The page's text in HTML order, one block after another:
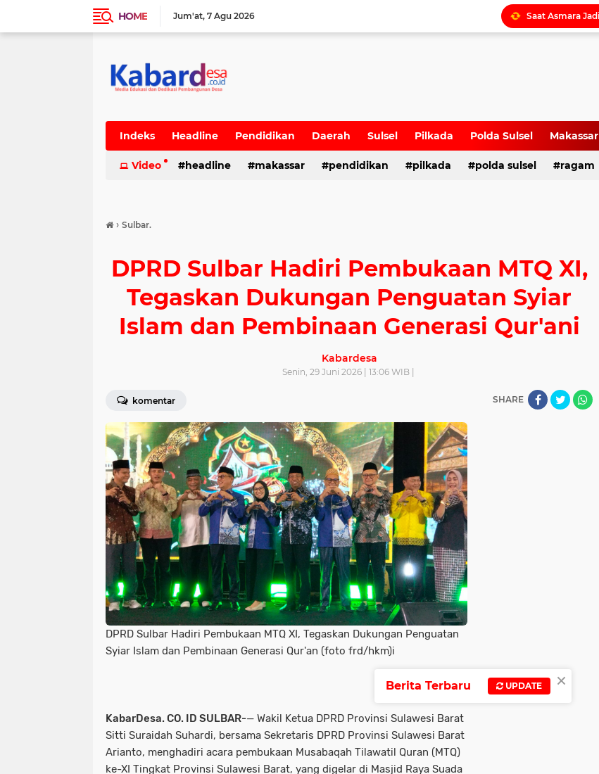
HOME Jum'at 7 Agu 2026
Indeks Headline Pendidikan Daerah Sulsel Pilkada Polda Sulsel Makassar
Video headline makassar pendidikan pilkada polda sulsel ragam
› Sulbar.
DPRD Sulbar Hadiri Pembukaan MTQ XI,
Tegaskan Dukungan Penguatan Syiar
Islam dan Pembinaan Generasi Qur'ani
Kabardesa
Senin, 29 Juni 2026 | 13:06 WIB |
komentar SHARE
DPRD Sulbar Hadiri Pembukaan MTQ XI, Tegaskan Dukungan Penguatan
Syiar Islam dan Pembinaan Generasi Qur'an (foto frd/hkm)i
KabarDesa. CO. ID SULBAR-— Wakil Ketua DPRD Provinsi Sulawesi Barat
Sitti Suraidah Suhardi, bersama Sekretaris DPRD Provinsi Sulawesi Barat
Arianto, menghadiri acara pembukaan Musabaqah Tilawatil Quran (MTQ)
ke-XI Tingkat Provinsi Sulawesi Barat, yang digelar di Masjid Raya Suada
×
Berita Terbaru UPDATE